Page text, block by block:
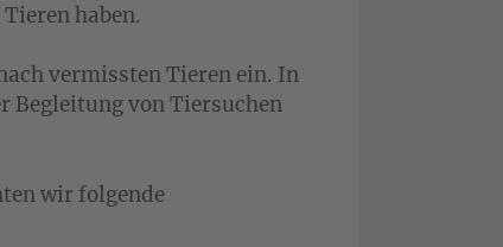
haben.
vermissten Tieren ein. In
Begleitung von Tiersuchen
wir folgende